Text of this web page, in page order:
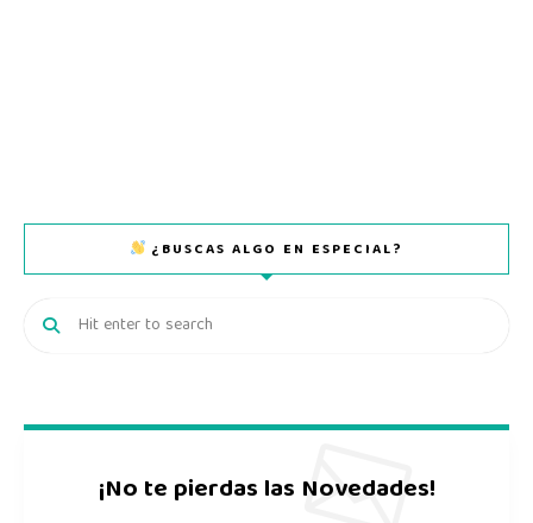
¿BUSCAS ALGO EN ESPECIAL?
¡No te pierdas las Novedades!